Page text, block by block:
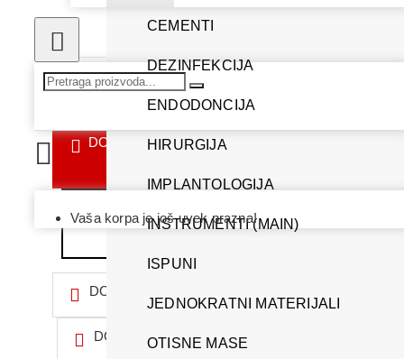
CEMENTI
DEZINFEKCIJA
ENDODONCIJA
HIRURGIJA
IMPLANTOLOGIJA
INSTRUMENTI (MAIN)
ISPUNI
JEDNOKRATNI MATERIJALI
OTISNE MASE
Vaša korpa je još uvek prazna!
DODAJ U KORPU
IDI NA KASU
DODAJ U LISTU ŽELJA
DODAJ ZA POREĐENJE